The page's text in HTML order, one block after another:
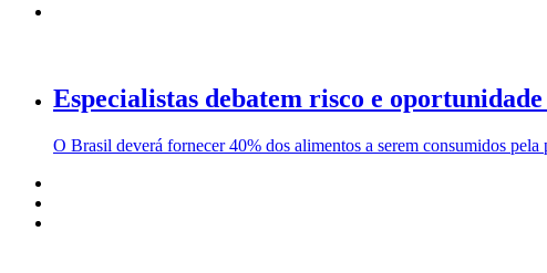
Especialistas debatem risco e
O Brasil deverá fornecer 40% dos alimentos a serem consumidos